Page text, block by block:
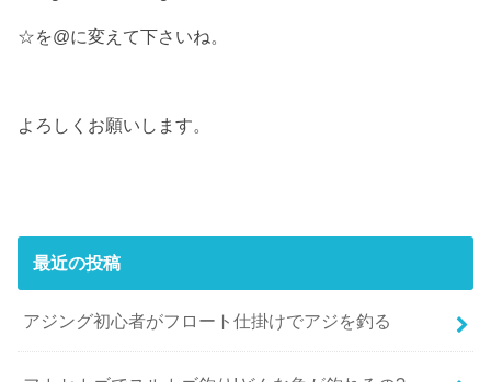
☆を@に変えて下さいね。
よろしくお願いします。
最近の投稿
アジング初心者がフロート仕掛けでアジを釣る